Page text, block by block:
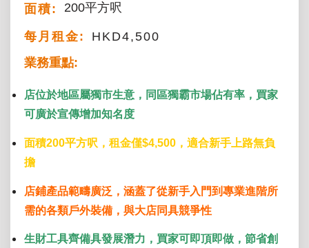
面積:
200平方呎
每月租金:
HKD4,500
業務重點:
店位於地區屬獨市生意，同區獨霸市場佔有率，買家
可廣於宣傳增加知名度
面積200平方呎，租金僅$4,500，適合新手上路無負
擔
店鋪產品範疇廣泛，涵蓋了從新手入門到專業進階所
需的各類戶外裝備，與大店同具競爭性
生財工具齊備具發展潛力，買家可即頂即做，節省創